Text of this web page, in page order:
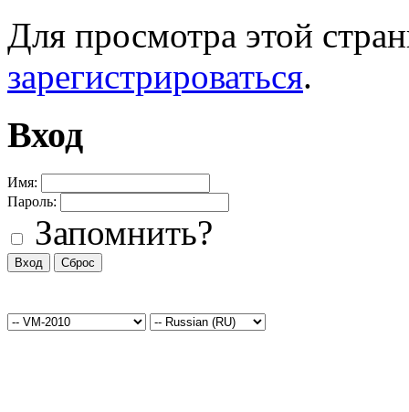
Для просмотра этой
зарегистрироваться.
Вход
Имя:
Пароль:
Запомнить?